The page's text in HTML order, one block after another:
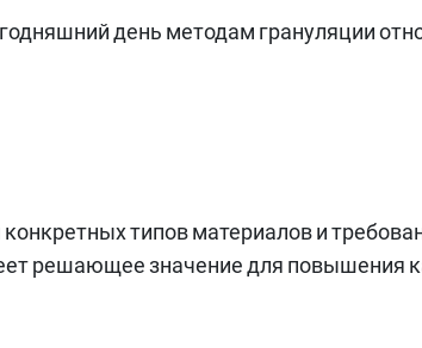
день методам грануляции
типов материалов и
решающее значение для повышения